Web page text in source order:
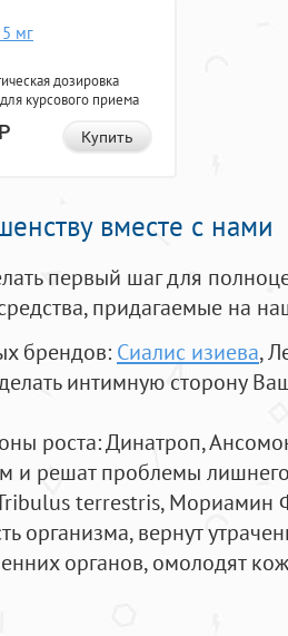
мг
дозировка
курсового приема
Купить
вместе с нами
первый шаг для
придагаемые на
брендов: Сиалис изиева,
интимную сторону
роста: Динатроп,
и решат проблемы
terrestris, Мориамин
организма, вернут
органов, омолодят